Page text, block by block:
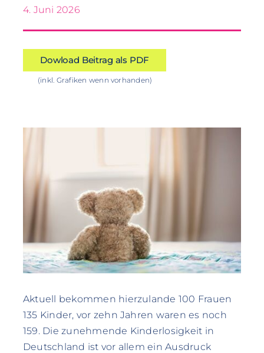
4. Juni 2026
Dowload Beitrag als PDF
(inkl. Grafiken wenn vorhanden)
Aktuell bekommen hierzulande 100 Frauen
135 Kinder, vor zehn Jahren waren es noch
159. Die zunehmende Kinderlosigkeit in
Deutschland ist vor allem ein Ausdruck